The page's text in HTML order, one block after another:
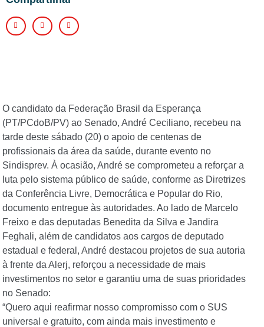
O candidato da Federação Brasil da Esperança
(PT/PCdoB/PV) ao Senado, André Ceciliano, recebeu na
tarde deste sábado (20) o apoio de centenas de
profissionais da área da saúde, durante evento no
Sindisprev. À ocasião, André se comprometeu a reforçar a
luta pelo sistema público de saúde, conforme as Diretrizes
da Conferência Livre, Democrática e Popular do Rio,
documento entregue às autoridades. Ao lado de Marcelo
Freixo e das deputadas Benedita da Silva e Jandira
Feghali, além de candidatos aos cargos de deputado
estadual e federal, André destacou projetos de sua autoria
à frente da Alerj, reforçou a necessidade de mais
investimentos no setor e garantiu uma de suas prioridades
no Senado:
“Quero aqui reafirmar nosso compromisso com o SUS
universal e gratuito, com ainda mais investimento e